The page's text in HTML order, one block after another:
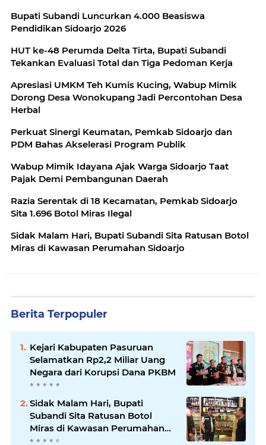
Bupati Subandi Luncurkan 4.000 Beasiswa
Pendidikan Sidoarjo 2026
HUT ke-48 Perumda Delta Tirta, Bupati Subandi
Tekankan Evaluasi Total dan Tiga Pedoman Kerja
Apresiasi UMKM Teh Kumis Kucing, Wabup Mimik
Dorong Desa Wonokupang Jadi Percontohan Desa
Herbal
Perkuat Sinergi Keumatan, Pemkab Sidoarjo dan
PDM Bahas Akselerasi Program Publik
Wabup Mimik Idayana Ajak Warga Sidoarjo Taat
Pajak Demi Pembangunan Daerah
Razia Serentak di 18 Kecamatan, Pemkab Sidoarjo
Sita 1.696 Botol Miras Ilegal
Sidak Malam Hari, Bupati Subandi Sita Ratusan Botol
Miras di Kawasan Perumahan Sidoarjo
Berita Terpopuler
Kejari Kabupaten Pasuruan
Selamatkan Rp2,2 Miliar Uang
Negara dari Korupsi Dana PKBM
Sidak Malam Hari, Bupati
Subandi Sita Ratusan Botol
Miras di Kawasan Perumahan
Sidoarjo